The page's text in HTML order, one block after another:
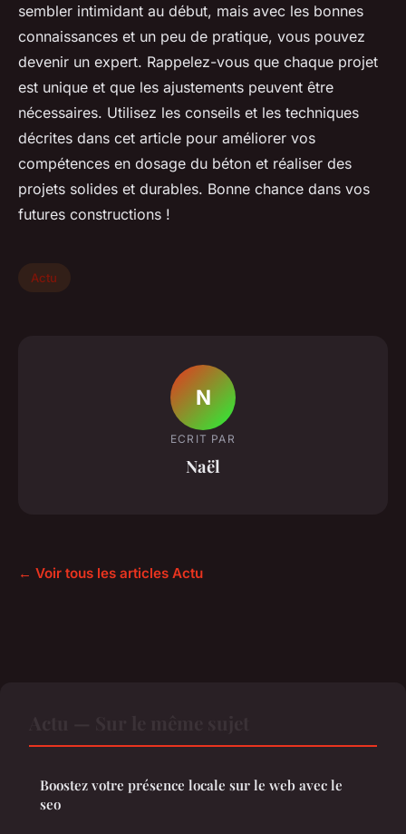
sembler intimidant au début, mais avec les bonnes
connaissances et un peu de pratique, vous pouvez
devenir un expert. Rappelez-vous que chaque projet
est unique et que les ajustements peuvent être
nécessaires. Utilisez les conseils et les techniques
décrites dans cet article pour améliorer vos
compétences en dosage du béton et réaliser des
projets solides et durables. Bonne chance dans vos
futures constructions !
Actu
N
ECRIT PAR
Naël
← Voir tous les articles Actu
Boostez votre présence locale sur le web avec le
seo